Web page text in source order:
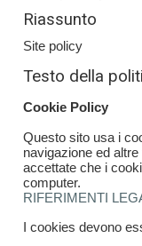
Riassunto
Site policy
Testo della
Cookie Policy
Questo sito usa i
navigazione ed
accettate che i
computer.
RIFERIMENTI
I cookies devono